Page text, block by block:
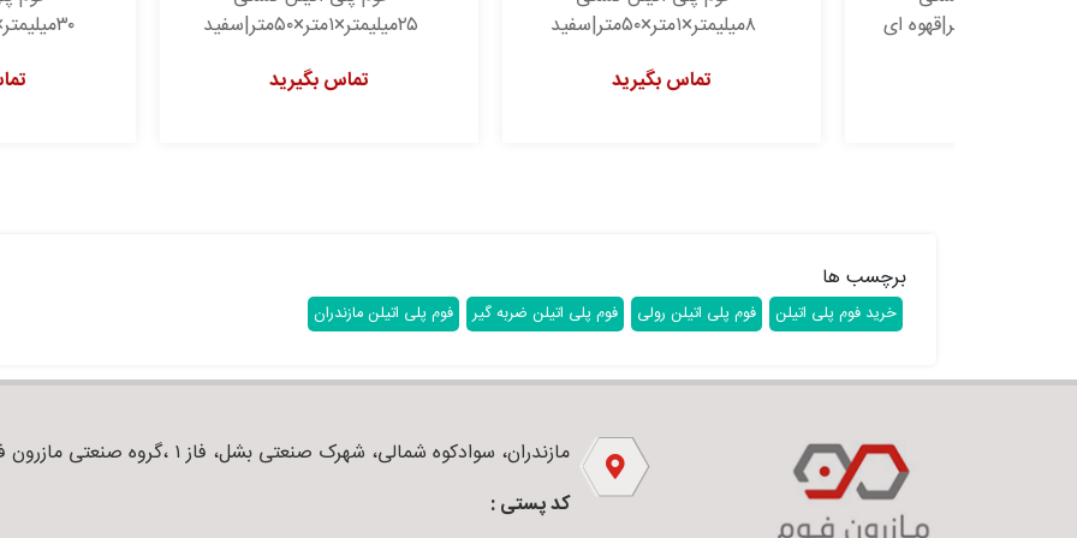
برچسب ها
خرید فوم پلی اتیلن فوم پلی اتیلن رولی فوم پلی اتیلن ضربه گیر فوم پلی اتیلن مازندران
مازندران، سوادکوه شمالی، شهرک صنعتی بشل، فاز ۱ ،گروه صنعتی مازرون فوم
کد پستی :